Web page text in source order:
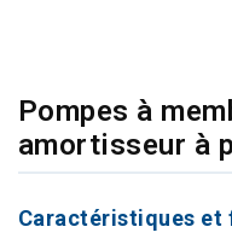
Pompes à
amortisseur à
Caractéristiques et